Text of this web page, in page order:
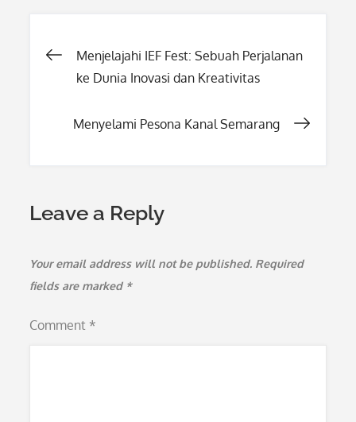
Post
Menjelajahi IEF Fest: Sebuah Perjalanan
ke Dunia Inovasi dan Kreativitas
Menyelami Pesona Kanal Semarang
Leave a Reply
Your email address will not be published. Required
fields are marked *
Comment *